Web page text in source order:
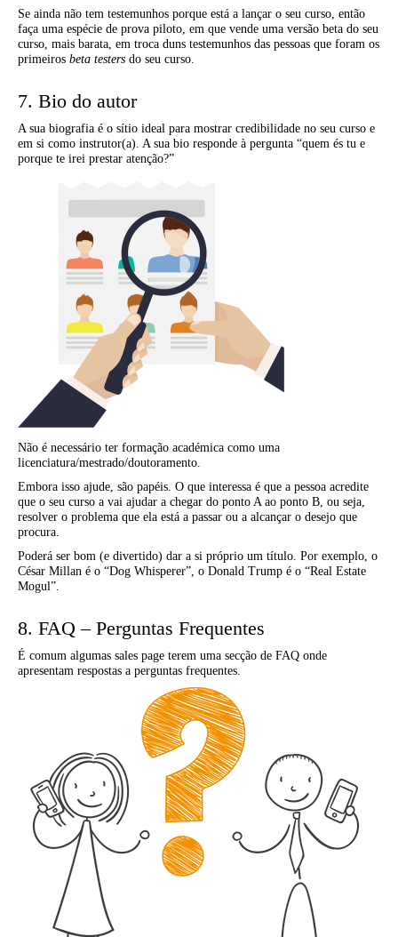
Se ainda não tem testemunhos porque está a lançar o seu curso, então
faça uma espécie de prova piloto, em que vende uma versão beta do seu
curso, mais barata, em troca duns testemunhos das pessoas que foram os
primeiros beta testers do seu curso.
7. Bio do autor
A sua biografia é o sítio ideal para mostrar credibilidade no seu curso e
em si como instrutor(a). A sua bio responde à pergunta “quem és tu e
porque te irei prestar atenção?”
Não é necessário ter formação académica como uma
licenciatura/mestrado/doutoramento.
Embora isso ajude, são papéis. O que interessa é que a pessoa acredite
que o seu curso a vai ajudar a chegar do ponto A ao ponto B, ou seja,
resolver o problema que ela está a passar ou a alcançar o desejo que
procura.
Poderá ser bom (e divertido) dar a si próprio um título. Por exemplo, o
César Millan é o “Dog Whisperer”, o Donald Trump é o “Real Estate
Mogul”.
8. FAQ – Perguntas Frequentes
É comum algumas sales page terem uma secção de FAQ onde
apresentam respostas a perguntas frequentes.